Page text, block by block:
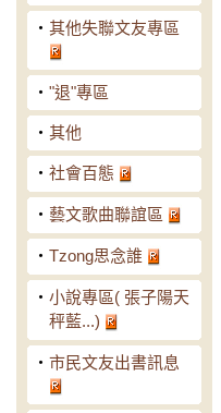
‧ 其他失聯文友專區
‧ "退"專區
‧ 其他
‧ 社會百態
‧ 藝文歌曲聯誼區
‧ Tzong思念誰
‧ 小說專區( 張子陽天
秤藍...)
‧ 市民文友出書訊息